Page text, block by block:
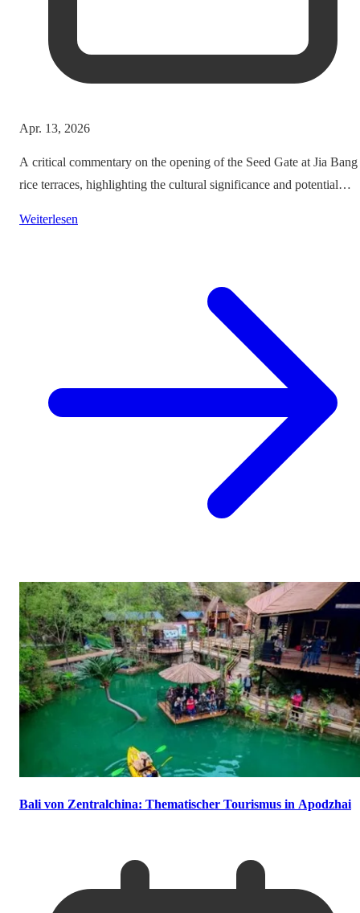
Apr. 13, 2026
A critical commentary on the opening of the Seed Gate at Jia Bang
rice terraces, highlighting the cultural significance and potential
Weiterlesen
Bali von Zentralchina: Thematischer Tourismus in Apodzhai